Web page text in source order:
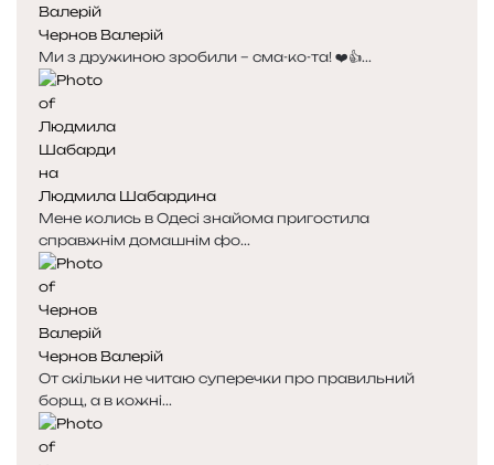
я
с
т
о
р
і
н
к
а
а
с
т
о
р
і
н
к
а
Чернов Валерій
Ми з дружиною зробили – сма-ко-та! ❤️👍...
Людмила Шабардина
Мене колись в Одесі знайома пригостила
справжнім домашнім фо...
Чернов Валерій
От скільки не читаю суперечки про правильний
борщ, а в кожні...